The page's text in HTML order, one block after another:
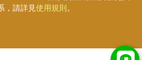
，請詳見使用規則。